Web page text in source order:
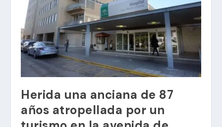
Herida una anciana de 87
años atropellada por un